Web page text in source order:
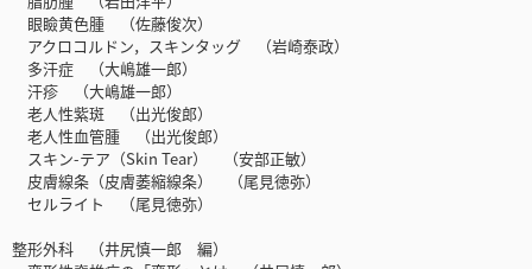
眼瞼黄色腫 （佐藤俊次）
アクロコルドン，スキンタッグ （岩崎泰政）
多汗症 （大嶋雄一郎）
汗疹 （大嶋雄一郎）
老人性紫斑 （出光俊郎）
老人性血管腫 （出光俊郎）
スキン-テア（Skin Tear） （安部正敏）
皮膚線条（皮膚萎縮線条） （尾見徳弥）
セルライト （尾見徳弥）
整形外科 （井尻慎一郎 編）